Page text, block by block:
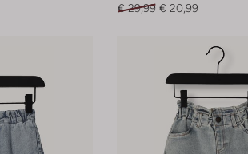
€ 29,99 € 20,99